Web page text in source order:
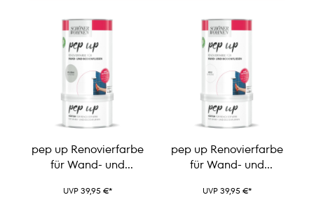
pep up Renovierfarbe
für Wand- und
UVP 39,95 €*
pep up Renovierfarbe
für Wand- und
UVP 39,95 €*